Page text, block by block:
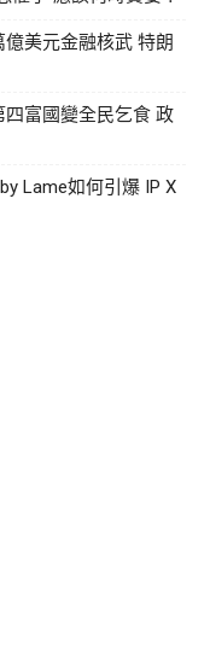
美元金融核武 特朗
富國變全民乞食 政
Lame如何引爆 IP X